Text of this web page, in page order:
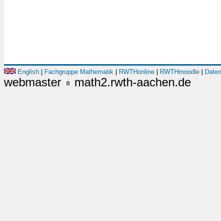
English Fachgruppe Mathematik RWTHonline RWTHmoodle
webmaster math2.rwth-aachen.de